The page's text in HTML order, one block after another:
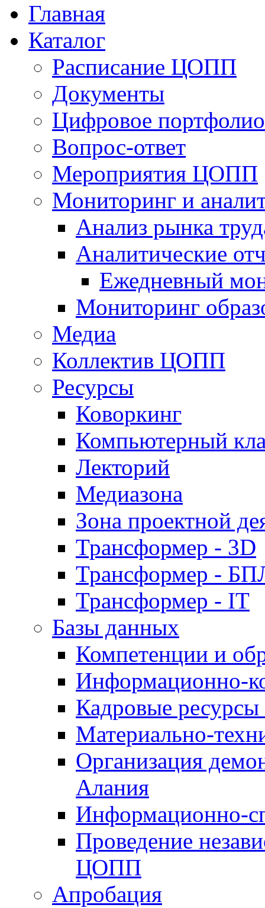
Главная
Каталог
Расписание ЦОПП
Документы
Цифровое портфолио
Вопрос-ответ
Мероприятия ЦОПП
Мониторинг и
Анализ рынка
Аналитические
Ежедневный
Мониторинг
Медиа
Коллектив ЦОПП
Ресурсы
Коворкинг
Компьютерный
Лекторий
Медиазона
Зона проектной
Трансформер - 3D
Трансформер -
Трансформер - IT
Базы данных
Компетенции и
Информационно-
Кадровые
Материально-
Организация
Алания
Информационно-
Проведение
ЦОПП
Апробация